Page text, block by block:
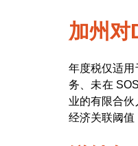
加州
年度税仅适
务、未在
业的有限合
经济关联阈值